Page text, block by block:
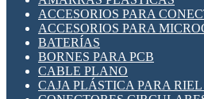
INDICADORES PARA
INTERFACES DE RELÉ
INTERRUPTORES FIN DE
LLAVES CONMUTADORAS
MEDIDORES DE ENERGÍA
MOTORES PASO A PASO
ACCESORIOS PARA
ACCESORIOS PARA
BATERÍAS
BORNES PARA PCB
CABLE PLANO
CAJA PLÁSTICA PARA